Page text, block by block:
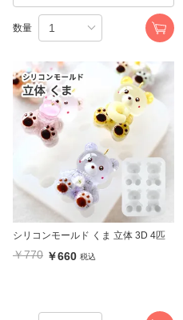
数量
シリコンモールド くま 立体 3D 4匹
￥770 ￥660 税込